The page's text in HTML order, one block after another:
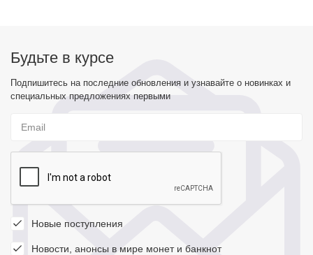
Будьте в курсе
Подпишитесь на последние обновления и узнавайте о новинках и
специальных предложениях первыми
Новые поступления
Новости, анонсы в мире монет и банкнот